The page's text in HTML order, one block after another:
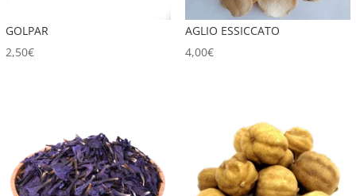
GOLPAR
2,50€
AGLIO ESSICCATO
4,00€